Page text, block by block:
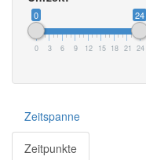
0 24
0 3 6 9 12 15 18 21 24
Zeitspanne
Zeitpunkte